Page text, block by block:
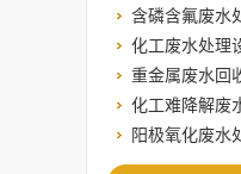
含磷含氟废水
化工废水处理
重金属废水回
化工难降解废
阳极氧化废水